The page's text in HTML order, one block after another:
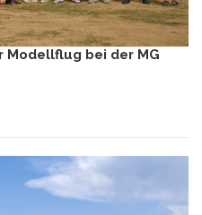
Modellflug bei der MG